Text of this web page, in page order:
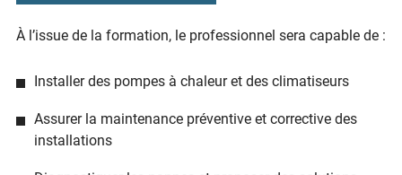
À l’issue de la formation, le professionnel sera capable de :
Installer des pompes à chaleur et des climatiseurs
Assurer la maintenance préventive et corrective des
installations